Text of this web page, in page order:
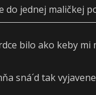
jednej maličkej
bilo ako keby
sná´d tak